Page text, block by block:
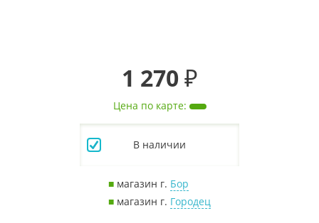
1 270 ₽
Цена по карте:
В наличии
■ магазин г. Бор
■ магазин г. Городец